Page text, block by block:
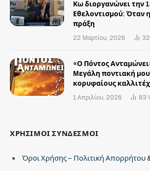
Κω διοργανώνει την
Εθελοντισμού: Όταν
πράξη
22 Μαρτίου, 2026
«Ο Πόντος
Mεγάλη ποντιακή
κορυφαίους
1 Απριλίου, 2026 83
ΧΡΗΣΙΜΟΙ ΣΥΝΔΕΣΜΟΙ
Όροι Χρήσης – Πολιτική Απορρήτου &